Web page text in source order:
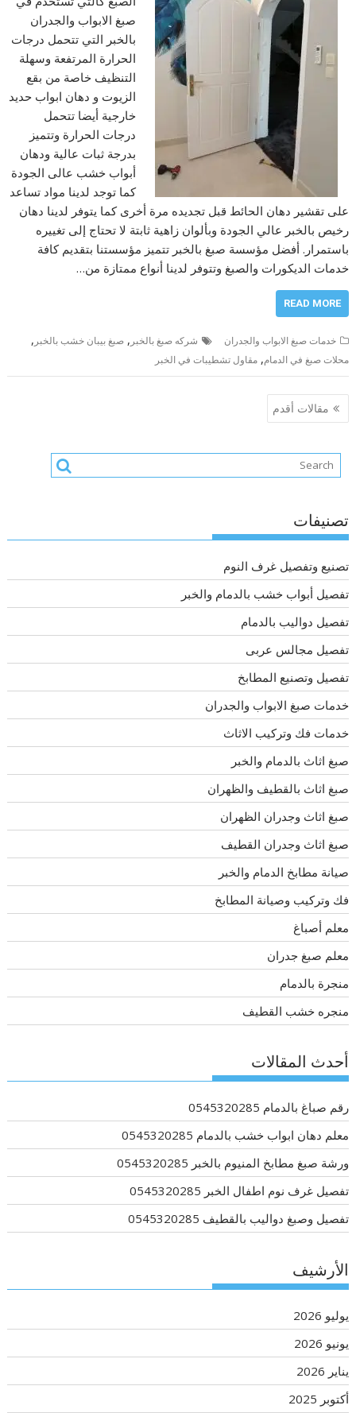
صبغ الابواب والجدران
بالخبر التي تتحمل درجات
الحرارة المرتفعة وسهلة
التنظيف خاصة من بقع
الزيوت و دهان ابواب حديد
خارجية أيضا تتحمل
درجات الحرارة وتتميز
بدرجة ثبات عالية ودهان
أبواب خشب عالى الجودة
كما توجد لدينا مواد تساعد
على تقشير دهان الحائط قبل تجديده مرة أخرى كما يتوفر لدينا دهان
رخيص بالخبر عالي الجودة وبألوان زاهية ثابتة لا تحتاج إلى تغييره
باستمرار. أفضل مؤسسة صبغ بالخبر تتميز مؤسستنا بتقديم كافة
خدمات الديكورات والصبغ وتتوفر لدينا أنواع ممتازة من…
READ MORE
خدمات صبغ الابواب والجدران شركه صبغ بالخبر ,صبغ بيبان خشب بالخبر ,
محلات صبغ في الدمام,مقاول تشطيبات في الخبر
تصفّح
المقالات
مقالات أقدم
تصنيفات
تصنيع وتفصيل غرف النوم
تفصيل أبواب خشب بالدمام والخبر
تفصيل دواليب بالدمام
تفصيل مجالس عربى
تفصيل وتصنيع المطابخ
خدمات صبغ الابواب والجدران
خدمات فك وتركيب الاثاث
صبغ اثاث بالدمام والخبر
صبغ اثاث بالقطيف والظهران
صبغ اثاث وجدران الظهران
صبغ اثاث وجدران القطيف
صيانة مطابخ الدمام والخبر
فك وتركيب وصيانة المطابخ
معلم أصباغ
معلم صبغ جدران
منجرة بالدمام
منجره خشب القطيف
أحدث المقالات
رقم صباغ بالدمام 0545320285
معلم دهان ابواب خشب بالدمام 0545320285
ورشة صبغ مطابخ المنيوم بالخبر 0545320285
تفصيل غرف نوم اطفال الخبر 0545320285
تفصيل وصبغ دواليب بالقطيف 0545320285
الأرشيف
يوليو 2026
يونيو 2026
يناير 2026
أكتوبر 2025